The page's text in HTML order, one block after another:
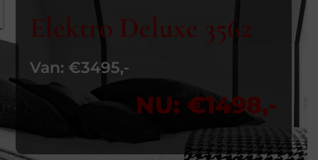
Elektro Deluxe 3562
Van: €3495,-
NU: €1498,-